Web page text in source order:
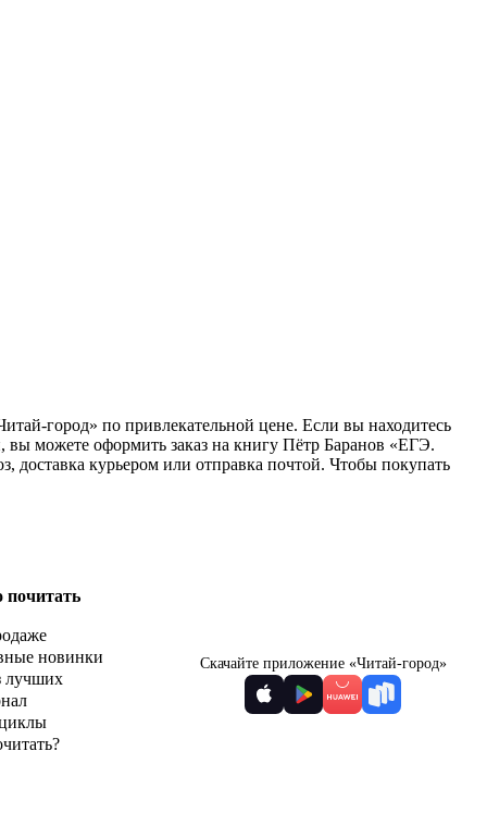
город» по привлекательной цене. Если вы находитесь
можете оформить заказ на книгу Пётр Баранов «ЕГЭ.
доставка курьером или отправка почтой. Чтобы покупать
почитать
новинки
лучших
Скачайте приложение «Читай-город»